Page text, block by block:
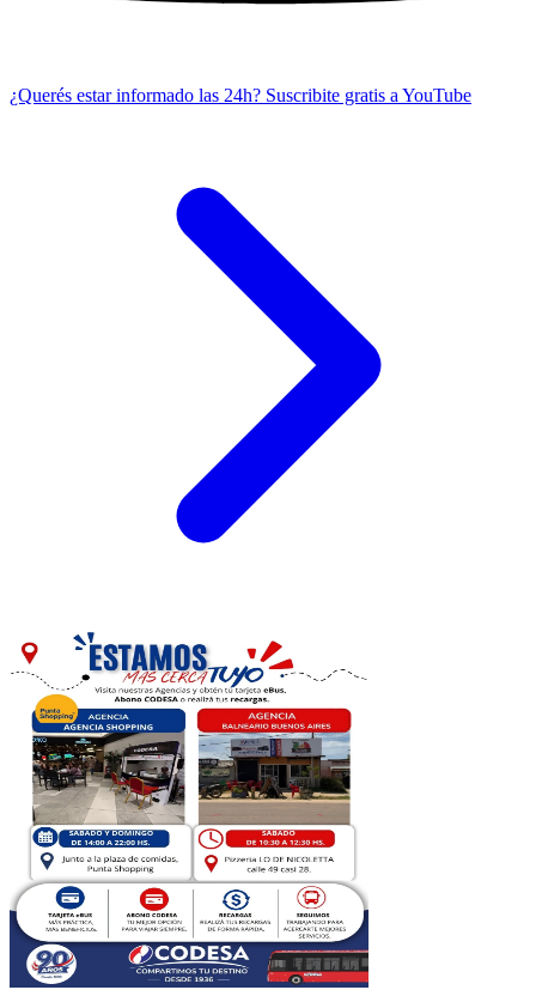
¿Querés estar informado las 24h? Suscribite gratis a YouTube